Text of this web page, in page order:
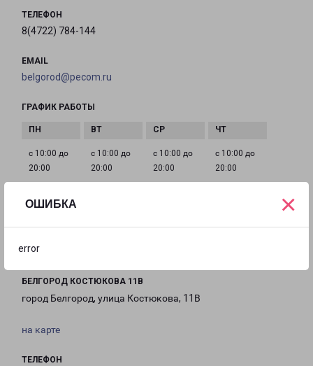
ОШИБКА
error
×
ТЕЛЕФОН
8(4722) 784-144
EMAIL
belgorod@pecom.ru
ГРАФИК РАБОТЫ
с 10:00 до
20:00
с 10:00 до
20:00
с 10:00 до
20:00
с 10:00 до
20:00
20:00
20:00
20:00
БЕЛГОРОД КОСТЮКОВА 11В
город Белгород, улица Костюкова, 11В
на карте
ТЕЛЕФОН